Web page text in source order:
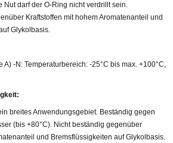
Nut darf der O-Ring nicht verdrillt sein.
Kraftstoffen mit hohem Aromatenanteil und
Glykolbasis.
A) -N: Temperaturbereich: -25°C bis max. +100°C,
breites Anwendungsgebiet. Beständig gegen
(bis +80°C). Nicht beständig gegenüber
und Bremsflüssigkeiten auf Glykolbasis.